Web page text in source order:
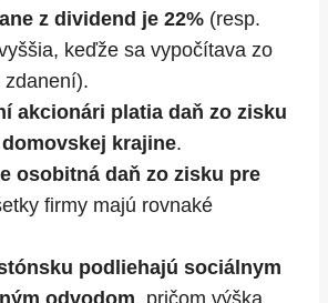
z dividend je 22% (resp.
keďže sa vypočítava zo
zdanení).
akcionári platia daň zo zisku
krajine.
osobitná daň zo zisku pre
firmy majú rovnaké
podliehajú sociálnym
odvodom, pričom výška